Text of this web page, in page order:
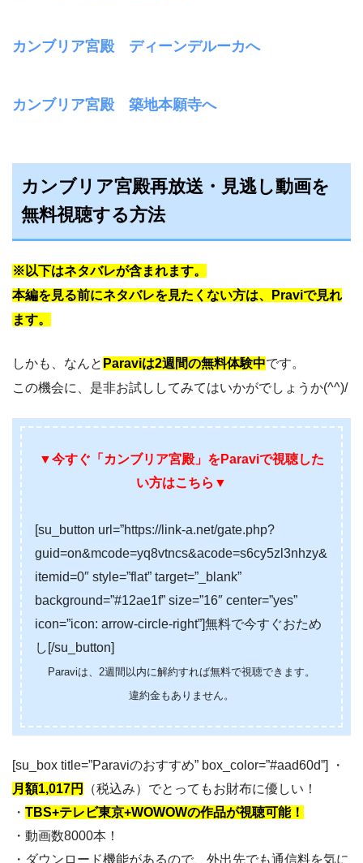
カンブリア宮殿 ディーンデルーカへ
カンブリア宮殿 築地本願寺へ
カンブリア宮殿再放送・見逃し動画を
無料視聴する方法
※以下はネタバレが含まれます。
本編を見る前にネタバレを見たくない方は、Praviで見れ
ます。
しかも、なんと Paraviは2週間の無料体験中です。
この機会に、是非お試ししてみてはいかがでしょうか(^^)/
▼今すぐ「カンブリア宮殿」をParaviで視聴した
い方はこちら▼
[su_button url=”https://link-a.net/gate.php?
guid=on&mcode=yq8vtncs&acode=s6cy5zl3nhzy&
itemid=0″ style=”flat” target=”_blank”
background=”#12ae1f” size=”16″ center=”yes”
icon=”icon: arrow-circle-right”]無料で今すぐおため
し[/su_button]
Paraviは、2週間以内に解約すれば無料で視聴できます。
違約金もありません。
[su_box title=”Paraviのおすすめ” box_color=”#aad60d”] ・
月額1,017円
（税込み）でとってもお財布に優しい！
・ TBS+テレビ東京+WOWOWの作品が視聴可能！
・動画数8000本！
・ダウンロード機能があるので、外出先でも通信料を気に